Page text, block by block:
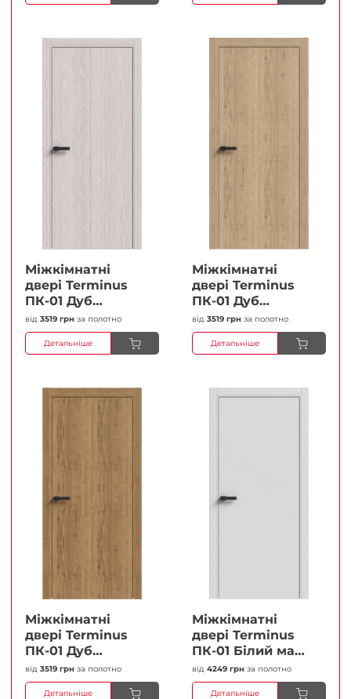
Міжкімнатні
двері Terminus
ПК-01 Дуб
перлиний Глухі
Плівка
від 3519 грн за полотно
Детальніше
Міжкімнатні
двері Terminus
ПК-01 Дуб
класичний Глухі
Плівка
від 3519 грн за полотно
Детальніше
Міжкімнатні
двері Terminus
ПК-01 Дуб
античний Глухі
Плівка
від 3519 грн за полотно
Детальніше
Міжкімнатні
двері Terminus
ПК-01 Білий мат
(Термінус) Глухі
Плівка
від 4249 грн за полотно
Детальніше